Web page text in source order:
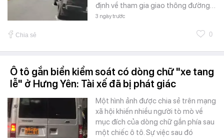
định về tham gia giao thông đường…
3 ngày trước
Chia sẻ 0
Ô tô gắn biển kiểm soát có dòng chữ "xe tang
lễ" ở Hưng Yên: Tài xế đã bị phát giác
Một hình ảnh được chia sẻ trên mạng
xã hội khiến nhiều người tò mò về
mục đích của dòng chữ gắn phía sau
một chiếc ô tô. Sự việc sau đó